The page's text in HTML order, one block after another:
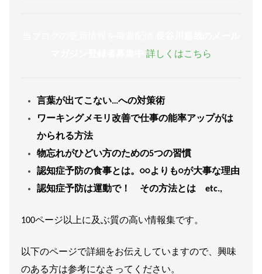
詳しくはこちら
言葉が出てこない…への対策術
ワーキングメモリ改善で仕事の能率アップがは
かられる方法
物忘れがひどい方のための5つの習慣
認知症予防の食事とは。○○よりも○が大事な理由
認知症予防は運動で！ その方法とは etc.,
100ページ以上に及ぶ質の高い情報集です。
以下のページで詳細をお伝えしていますので、興味
のある方は参考になさってください。